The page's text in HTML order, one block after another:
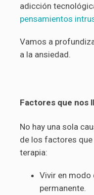
adicción
pensamientos
Vamos a
a la ansiedad.
Factores que nos
No hay una sola
de los factores que
terapia:
Vivir en modo
permanente.